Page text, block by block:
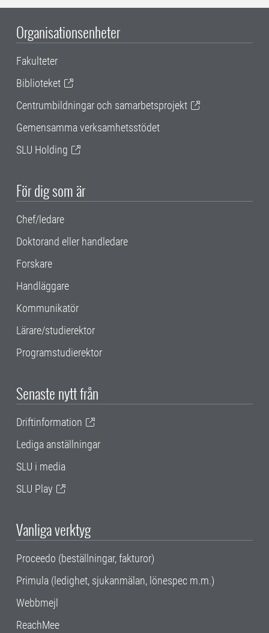
Organisationsenheter
Fakulteter
Biblioteket
Centrumbildningar och samarbetsprojekt
Gemensamma verksamhetsstödet
SLU Holding
För dig som är
Chef/ledare
Doktorand eller handledare
Forskare
Handläggare
Kommunikatör
Lärare/studierektor
Programstudierektor
Senaste nytt från
Driftinformation
Lediga anställningar
SLU i media
SLU Play
Vanliga verktyg
Proceedo (beställningar, fakturor)
Primula (ledighet, sjukanmälan, lönespec m.m.)
Webbmejl
ReachMee